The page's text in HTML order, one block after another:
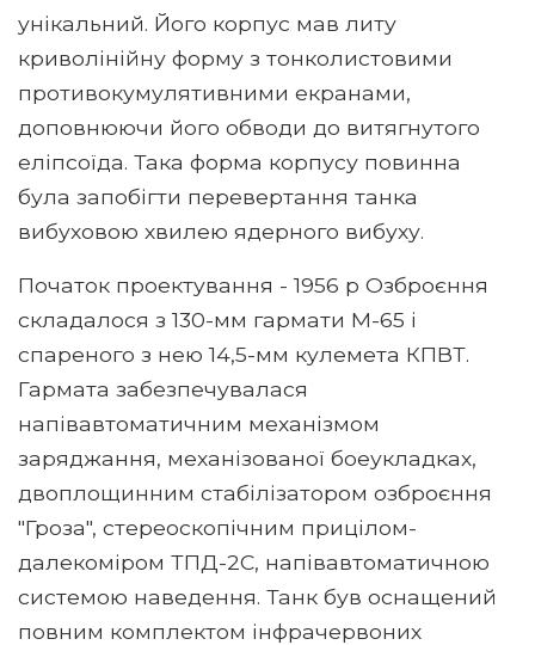
унікальний. Його корпус мав литу
криволінійну форму з тонколистовими
противокумулятивними екранами,
доповнюючи його обводи до витягнутого
еліпсоїда. Така форма корпусу повинна
була запобігти перевертання танка
вибуховою хвилею ядерного вибуху.
Початок проектування - 1956 р Озброєння
складалося з 130-мм гармати М-65 і
спареного з нею 14,5-мм кулемета КПВТ.
Гармата забезпечувалася
напівавтоматичним механізмом
заряджання, механізованої боеукладках,
двоплощинним стабілізатором озброєння
"Гроза", стереоскопічним прицілом-
далекоміром ТПД-2С, напівавтоматичною
системою наведення. Танк був оснащений
повним комплектом інфрачервоних